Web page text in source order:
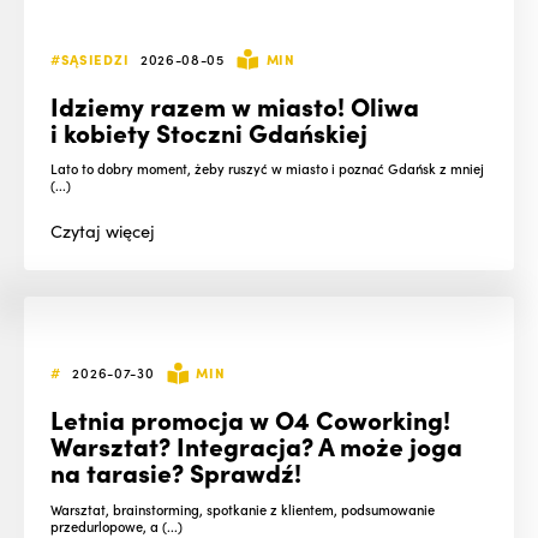
#SĄSIEDZI 2026-08-05 MIN
Idziemy razem w miasto! Oliwa
i kobiety Stoczni Gdańskiej
Lato to dobry moment, żeby ruszyć w miasto i poznać Gdańsk z mniej
(...)
Czytajwięcej
# 2026-07-30 MIN
Letnia promocja w O4 Coworking!
Warsztat? Integracja? A może joga
na tarasie? Sprawdź!
Warsztat, brainstorming, spotkanie z klientem, podsumowanie
przedurlopowe, a (...)